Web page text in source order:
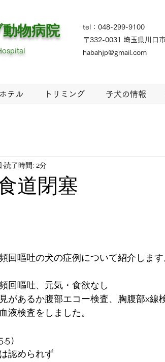
動物病院
tel：048-299-9100
〒332-0031 埼玉県川口
habahjp@gmail.com
テル トリミング 子犬の情報
道閉塞
読了時間: 2分
回嘔吐の犬の症例について紹介します
回嘔吐、元気・食欲なし
があるか腹部エコー検査、胸腹部x線
液検査をしました。
）
認められず